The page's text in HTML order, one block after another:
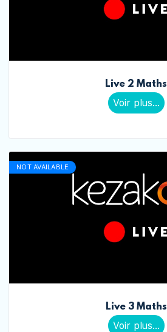
Live 2 Maths
Voir plus...
NOT AVAILABLE
Live 3 Maths
Voir plus...